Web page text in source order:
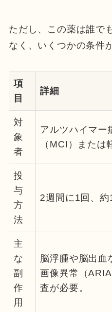
ただし、この薬は誰で
なく、いくつかの条件
項
目
詳細
対
象
者
アルツハイマー
（MCI）または
投
与
方
法
2週間に1回、
主
な
副
作
用
脳浮腫や脳出血
画像異常（
査が必要。